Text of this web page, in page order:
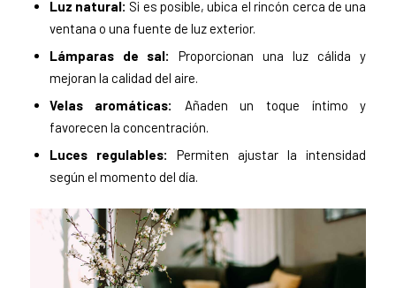
Luz natural: Si es posible, ubica el rincón cerca de una
ventana o una fuente de luz exterior.
Lámparas de sal:
Proporcionan una luz cálida y
mejoran la calidad del aire.
Velas aromáticas:
Añaden un toque íntimo y
favorecen la concentración.
Luces regulables: Permiten ajustar la intensidad
según el momento del día.